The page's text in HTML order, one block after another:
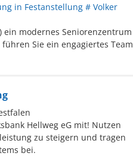
in Festanstellung # Volker
ein modernes Seniorenzentrum
Sie ein engagiertes Team
Hellweg eG mit! Nutzen
zu steigern und tragen
bei.